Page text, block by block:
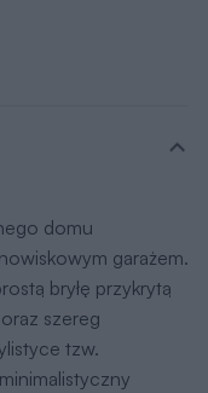
domu
garażem.
bryłę przykrytą
szereg
tzw.